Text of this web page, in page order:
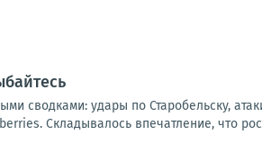
сводками: удары по Старобельску,
Складывалось впечатление, что